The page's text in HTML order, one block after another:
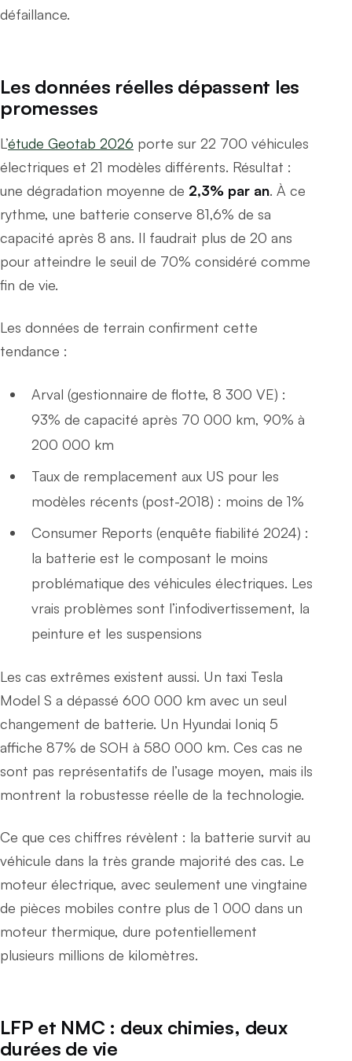
défaillance.
Les données réelles dépassent les
promesses
L’étude Geotab 2026 porte sur 22 700 véhicules
électriques et 21 modèles différents. Résultat :
une dégradation moyenne de 2,3% par an. À ce
rythme, une batterie conserve 81,6% de sa
capacité après 8 ans. Il faudrait plus de 20 ans
pour atteindre le seuil de 70% considéré comme
fin de vie.
Les données de terrain confirment cette
tendance :
Arval (gestionnaire de flotte, 8 300 VE) :
93% de capacité après 70 000 km, 90% à
200 000 km
Taux de remplacement aux US pour les
modèles récents (post-2018) : moins de 1%
Consumer Reports (enquête fiabilité 2024) :
la batterie est le composant le moins
problématique des véhicules électriques. Les
vrais problèmes sont l’infodivertissement, la
peinture et les suspensions
Les cas extrêmes existent aussi. Un taxi Tesla
Model S a dépassé 600 000 km avec un seul
changement de batterie. Un Hyundai Ioniq 5
affiche 87% de SOH à 580 000 km. Ces cas ne
sont pas représentatifs de l’usage moyen, mais ils
montrent la robustesse réelle de la technologie.
Ce que ces chiffres révèlent : la batterie survit au
véhicule dans la très grande majorité des cas. Le
moteur électrique, avec seulement une vingtaine
de pièces mobiles contre plus de 1 000 dans un
moteur thermique, dure potentiellement
plusieurs millions de kilomètres.
LFP et NMC : deux chimies, deux
durées de vie